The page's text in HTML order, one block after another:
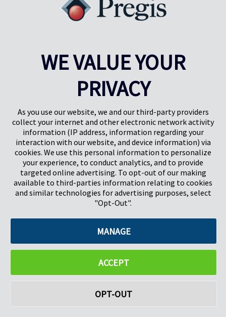
Hertfordshire, Verenigd Koninkrijk
SG1 2DG
Pregis IQ-center
Park Forum 1053
Nederland
Pregis GmbH
Rheinpromenade 13
40789 Monheim am Rhein
Deutschland
Bestuurders: K.J. Baudhuin, D.K. LaVanWay, L. Darnell
©2026 Pregis LLC. Alle rechten voorbehouden.
WE VALUE YOUR
PRIVACY
As you use our website, we and our third-party providers
collect your internet and other electronic network activity
information (IP address, information regarding your
interaction with our website, and device information) via
cookies. We use this personal information to personalize
your experience, to conduct analytics, and to provide
targeted online advertising. To opt-out of our making
available to third-parties information relating to cookies
and similar technologies for advertising purposes, select
"Opt-Out".
MANAGE
ACCEPT
OPT-OUT